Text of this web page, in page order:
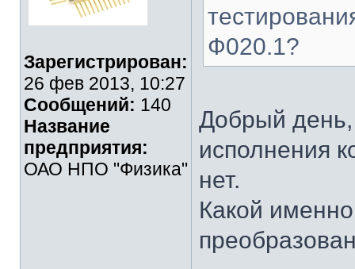
Зарегистрирован:
26 фев 2013, 10:27
Сообщений: 140
Название
предприятия:
ОАО НПО "Физика"
Ф020.1?
Добрый день,
исполнения
нет.
Какой